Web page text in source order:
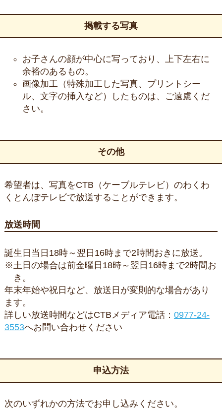
掲載する写真
お子さんの顔が中心に写っており、上下左右に
余裕のあるもの。
画像加工（特殊加工した写真、プリントシー
ル、文字の挿入など）したものは、ご遠慮くだ
さい。
その他
希望者は、写真をCTB（ケーブルテレビ）のわくわ
くとんぼテレビで放送することができます。
放送時間
誕生日当日18時～翌日16時まで2時間おきに放送。
※土日の場合は前金曜日18時～翌日16時まで2時間お
き。
年末年始や祝日など、放送日が変則的な場合があり
ます。
詳しい放送時間などはCTBメディア電話： 0977-24-
3553へお問い合わせください
申込方法
次のいずれかの方法でお申し込みください。